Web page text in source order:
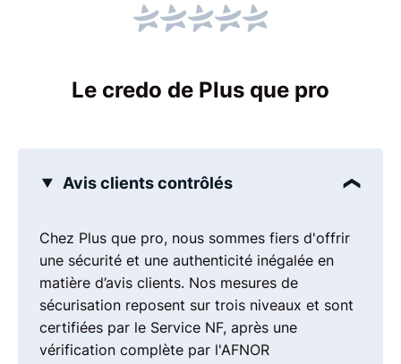
Le credo de Plus que pro
Avis clients contrôlés
Chez Plus que pro, nous sommes fiers d'offrir
une sécurité et une authenticité inégalée en
matière d’avis clients. Nos mesures de
sécurisation reposent sur trois niveaux et sont
certifiées par le Service NF, après une
vérification complète par l'AFNOR